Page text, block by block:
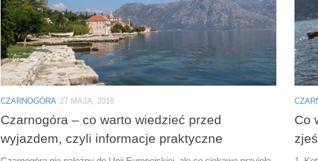
CZARNOGÓRA 27 MAJA, 2018
Czarnogóra – co warto wiedzieć przed
wyjazdem, czyli informacje praktyczne
Co